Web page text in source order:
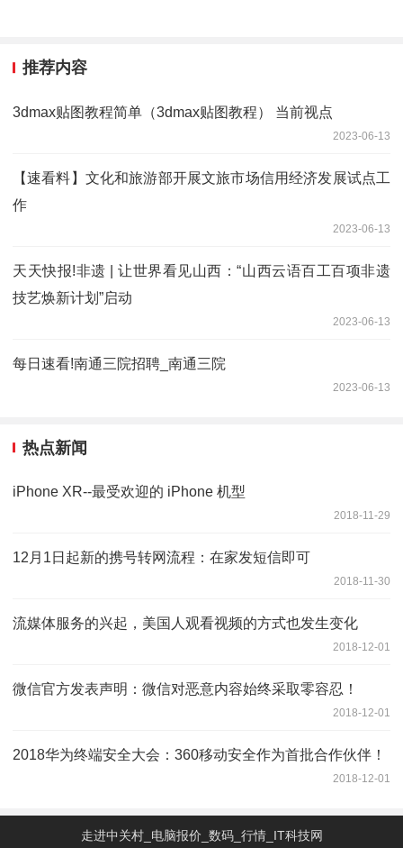
推荐内容
3dmax贴图教程简单（3dmax贴图教程） 当前视点
2023-06-13
【速看料】文化和旅游部开展文旅市场信用经济发展试点工
作
2023-06-13
天天快报!非遗 | 让世界看见山西：“山西云语百工百项非遗
技艺焕新计划”启动
2023-06-13
每日速看!南通三院招聘_南通三院
2023-06-13
热点新闻
iPhone XR--最受欢迎的 iPhone 机型
2018-11-29
12月1日起新的携号转网流程：在家发短信即可
2018-11-30
流媒体服务的兴起，美国人观看视频的方式也发生变化
2018-12-01
微信官方发表声明：微信对恶意内容始终采取零容忍！
2018-12-01
2018华为终端安全大会：360移动安全作为首批合作伙伴！
2018-12-01
走进中关村_电脑报价_数码_行情_IT科技网